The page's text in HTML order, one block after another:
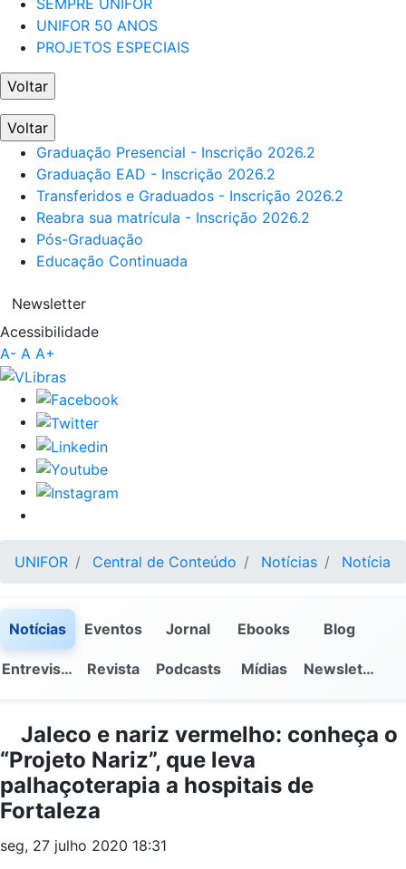
SEMPRE UNIFOR
UNIFOR 50 ANOS
PROJETOS ESPECIAIS
Voltar
Voltar
Graduação Presencial - Inscrição 2026.2
Graduação EAD - Inscrição 2026.2
Transferidos e Graduados - Inscrição 2026.2
Reabra sua matrícula - Inscrição 2026.2
Pós-Graduação
Educação Continuada
Newsletter
Acessibilidade
A- A A+
UNIFOR Central de Conteúdo Notícias Notícia
Notícias Eventos Jornal Ebooks Blog
Entrevistas Revista Podcasts Mídias Newsletter
Jaleco e nariz vermelho: conheça o
“Projeto Nariz”, que leva
palhaçoterapia a hospitais de
Fortaleza
seg, 27 julho 2020 18:31